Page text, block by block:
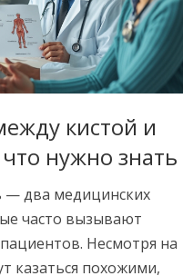
лечения.
развиваются,
методы и инструменты
понимания нашего
кистой и
нужно знать
— два медицинских
часто вызывают
Несмотря на
казаться похожими,